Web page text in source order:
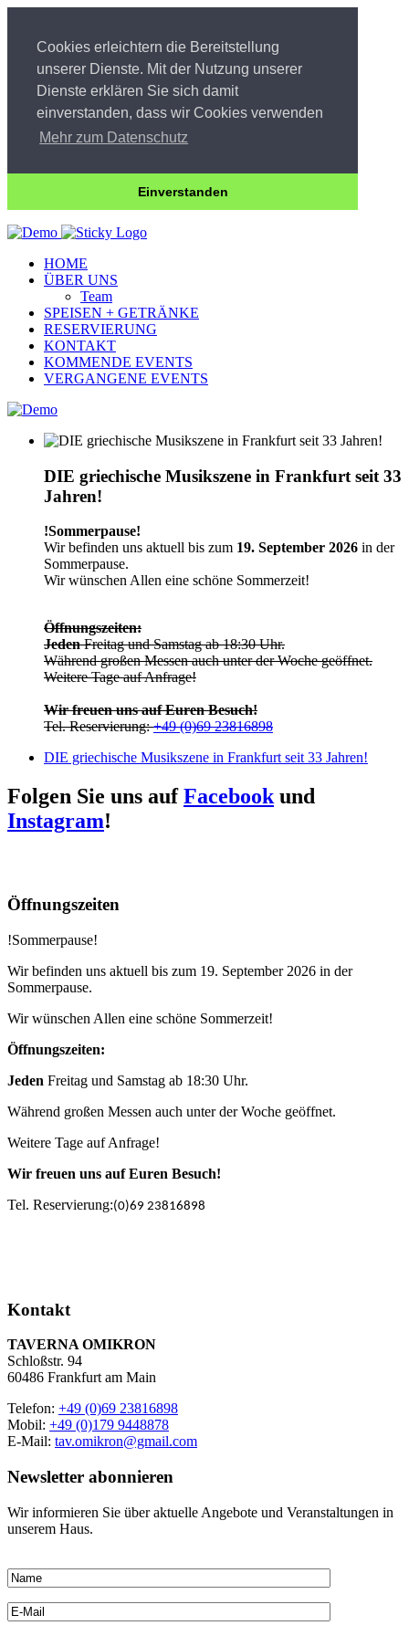
Cookies erleichtern die Bereitstellung
unserer Dienste. Mit der Nutzung unserer
Dienste erklären Sie sich damit
einverstanden, dass wir Cookies verwenden
Mehr zum Datenschutz
Einverstanden
HOME
ÜBER UNS
Team
SPEISEN + GETRÄNKE
RESERVIERUNG
KONTAKT
KOMMENDE EVENTS
VERGANGENE EVENTS
DIE griechische Musikszene in Frankfurt seit 33
Jahren!
!Sommerpause!
Wir befinden uns aktuell bis zum 19. September 2026 in der
Sommerpause.
Wir wünschen Allen eine schöne Sommerzeit!
Öffnungszeiten:
JedenFreitag und Samstag ab 18:30 Uhr.
Während großen Messen auch unter der Woche geöffnet.
Weitere Tage auf Anfrage!
Wir freuen uns auf Euren Besuch!
Tel. Reservierung:+49 (0)69 23816898
DIE griechische Musikszene in Frankfurt seit 33 Jahren!
Folgen Sie uns aufFacebookund
Instagram!
Öffnungszeiten
!Sommerpause!
Wir befinden uns aktuell bis zum 19. September 2026 in der
Sommerpause.
Wir wünschen Allen eine schöne Sommerzeit!
Öffnungszeiten:
Jeden Freitag und Samstag ab 18:30 Uhr.
Während großen Messen auch unter der Woche geöffnet.
Weitere Tage auf Anfrage!
Wir freuen uns auf Euren Besuch!
Tel. Reservierung:(0)69 23816898
Kontakt
TAVERNA OMIKRON
Schloßstr. 94
60486 Frankfurt am Main
Telefon: +49 (0)69 23816898
Mobil: +49 (0)179 9448878
E-Mail: tav.omikron@gmail.com
Newsletter abonnieren
Wir informieren Sie über aktuelle Angebote und Veranstaltungen in
unserem Haus.